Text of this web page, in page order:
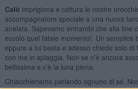
Calò imprigiona e cattura le nostre
accompagnatore speciale a una nuova
anelata. Sapevamo entrambi che alla fine
eccolo quel fatale momento!. Un semplice
eppure a lui basta e adesso chiede solo di
con me in spiaggia. Non se n’è ancora
bellissima e c’è la luna piena.
Chiacchieriamo parlando ognuno di sé.